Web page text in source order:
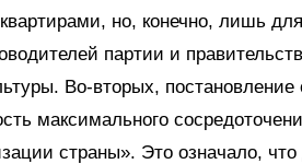
но, конечно, лишь
партии и
Во-вторых,
максимального
страны». Это означало,